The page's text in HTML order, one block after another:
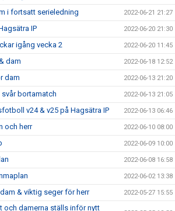
i fortsatt serieledning 2022-06-21 21:27
IP 2022-06-20 21:30
igång vecka 2 2022-06-20 11:45
dam 2022-06-18 12:52
dam 2022-06-13 21:20
bortamatch 2022-06-13 21:05
v24 & v25 på Hagsätra IP 2022-06-13 06:46
och herr 2022-06-10 08:00
2022-06-09 10:00
2022-06-08 16:58
2022-06-02 13:38
& viktig seger för herr 2022-05-27 15:55
och damerna ställs inför nytt